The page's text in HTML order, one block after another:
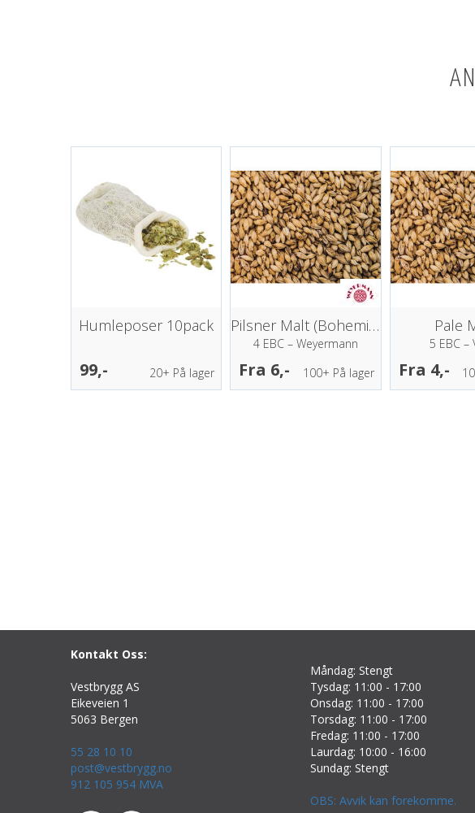
Humleposer 10pack
99,- 20+ På lager
Pilsner Malt (Bohemian)
4 EBC – Weyermann
Fra 6,- 100+ På lager
Pale
5 EBC –
Fra 4,-
Kontakt Oss:
Vestbrygg AS
Eikeveien 1
5063 Bergen
55 28 10 10
post@vestbrygg.no
912 105 954 MVA
Måndag: Stengt
Tysdag: 11:00 - 17:00
Onsdag: 11:00 - 17:00
Torsdag: 11:00 - 17:00
Fredag: 11:00 - 17:00
Laurdag: 10:00 - 16:00
Sundag: Stengt
OBS: Avvik kan forekomme.